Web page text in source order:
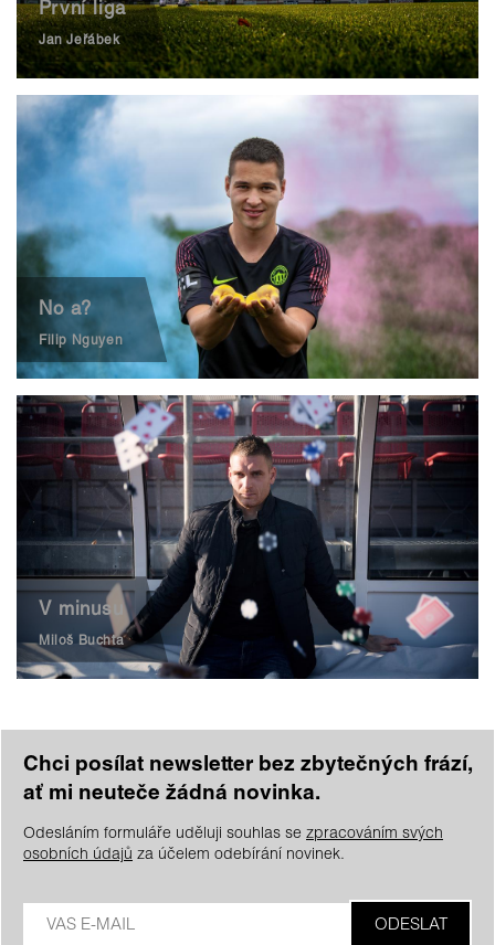
První liga
Jan Jeřábek
No a?
Filip Nguyen
V minusu
Miloš Buchta
Chci posílat newsletter bez zbytečných frází,
ať mi neuteče žádná novinka.
Odesláním formuláře uděluji souhlas se zpracováním svých
osobních údajů za účelem odebírání novinek.